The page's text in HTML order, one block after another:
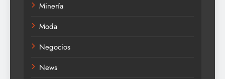
Minería
Moda
Negocios
News